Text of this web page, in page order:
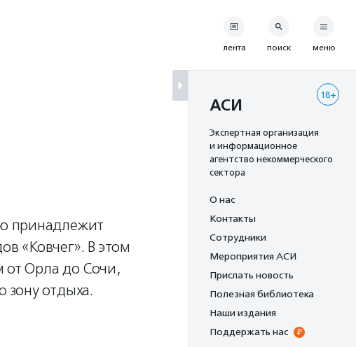
принадлежит
«Ковчег». В этом
от Орла до Сочи,
зону отдыха.
лента поиск меню
18+
АСИ
Экспертная организация
и информационное
агентство некоммерческого
сектора
О нас
Контакты
Сотрудники
Мероприятия АСИ
Прислать новость
Полезная библиотека
Наши издания
Поддержать нас